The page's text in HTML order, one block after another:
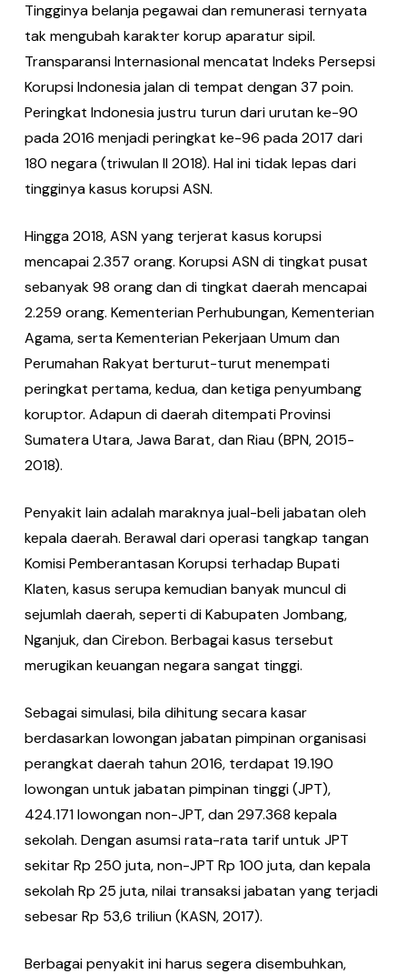
Tingginya belanja pegawai dan remunerasi ternyata
tak mengubah karakter korup aparatur sipil.
Transparansi Internasional mencatat Indeks Persepsi
Korupsi Indonesia jalan di tempat dengan 37 poin.
Peringkat Indonesia justru turun dari urutan ke-90
pada 2016 menjadi peringkat ke-96 pada 2017 dari
180 negara (triwulan II 2018). Hal ini tidak lepas dari
tingginya kasus korupsi ASN.
Hingga 2018, ASN yang terjerat kasus korupsi
mencapai 2.357 orang. Korupsi ASN di tingkat pusat
sebanyak 98 orang dan di tingkat daerah mencapai
2.259 orang. Kementerian Perhubungan, Kementerian
Agama, serta Kementerian Pekerjaan Umum dan
Perumahan Rakyat berturut-turut menempati
peringkat pertama, kedua, dan ketiga penyumbang
koruptor. Adapun di daerah ditempati Provinsi
Sumatera Utara, Jawa Barat, dan Riau (BPN, 2015-
2018).
Penyakit lain adalah maraknya jual-beli jabatan oleh
kepala daerah. Berawal dari operasi tangkap tangan
Komisi Pemberantasan Korupsi terhadap Bupati
Klaten, kasus serupa kemudian banyak muncul di
sejumlah daerah, seperti di Kabupaten Jombang,
Nganjuk, dan Cirebon. Berbagai kasus tersebut
merugikan keuangan negara sangat tinggi.
Sebagai simulasi, bila dihitung secara kasar
berdasarkan lowongan jabatan pimpinan organisasi
perangkat daerah tahun 2016, terdapat 19.190
lowongan untuk jabatan pimpinan tinggi (JPT),
424.171 lowongan non-JPT, dan 297.368 kepala
sekolah. Dengan asumsi rata-rata tarif untuk JPT
sekitar Rp 250 juta, non-JPT Rp 100 juta, dan kepala
sekolah Rp 25 juta, nilai transaksi jabatan yang terjadi
sebesar Rp 53,6 triliun (KASN, 2017).
Berbagai penyakit ini harus segera disembuhkan,